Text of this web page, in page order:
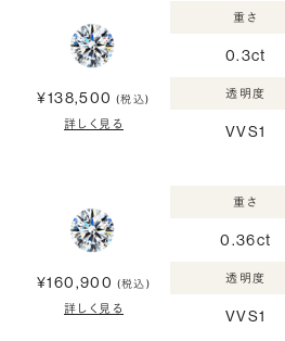
¥138,500 (税込)
詳しく見る
重さ
0.3ct
透明度
VVS1
¥160,900 (税込)
詳しく見る
重さ
0.36ct
透明度
VVS1